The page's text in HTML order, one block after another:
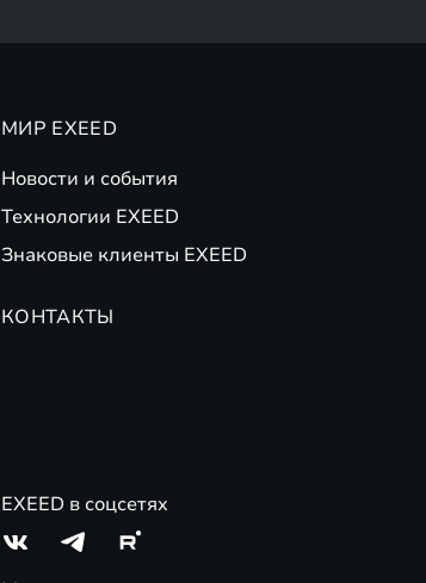
МИР EXEED
Новости и события
Технологии EXEED
Знаковые клиенты EXEED
КОНТАКТЫ
EXEED в соцсетях